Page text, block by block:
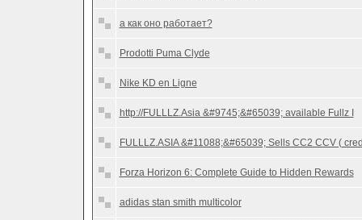
а как оно работает?
Prodotti Puma Clyde
Nike KD en Ligne
http://FULLLZ.Asia &#9745;&#65039; available Fullz I
FULLLZ.ASIA &#11088;&#65039; Sells CC2 CCV (
Forza Horizon 6: Complete Guide to Hidden Rewards
adidas stan smith multicolor